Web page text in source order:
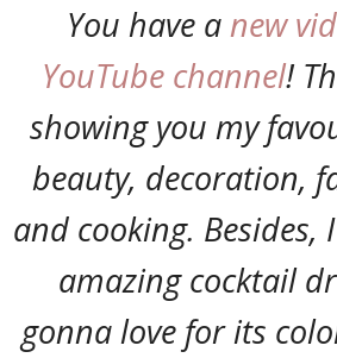
You have anew
YouTube channel!
showing you my
beauty, decoration,
and cooking. Besides,
amazing cocktail
gonna love for its